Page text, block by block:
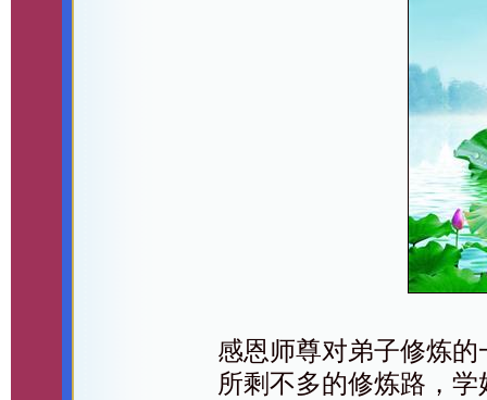
感恩师尊对弟子修炼
所剩不多的修炼路，